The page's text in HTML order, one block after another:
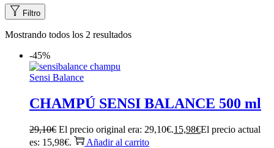
Filtro
Mostrando todos los 2 resultados
-45%
Sensi Balance
CHAMPÚ SENSI BALANCE 500 ml
29,10€ El precio original era: 29,10€.15,98€El precio actual
es: 15,98€.
Añadir al carrito